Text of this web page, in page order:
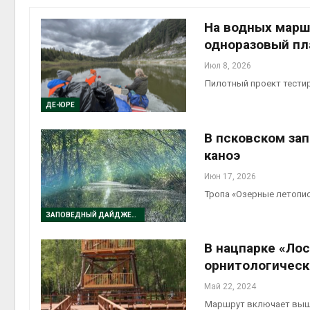
ДЕ-ЮРЕ
На водных
одноразовый
Июл 8, 2026
Пилотный проект
ЗАПОВЕДНЫЙ ДАЙДЖЕСТ
В псковском
каноэ
Июн 17, 2026
Тропа «Озерные
В нацпарке
Май 22, 2024
Маршрут включает
Авг 7,
Авг 6,